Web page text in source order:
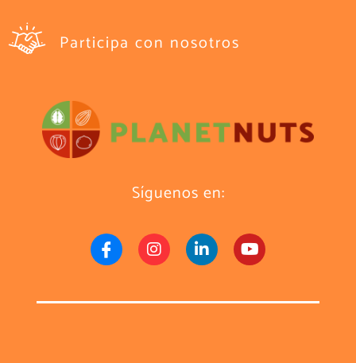
Participa con nosotros
Síguenos en: